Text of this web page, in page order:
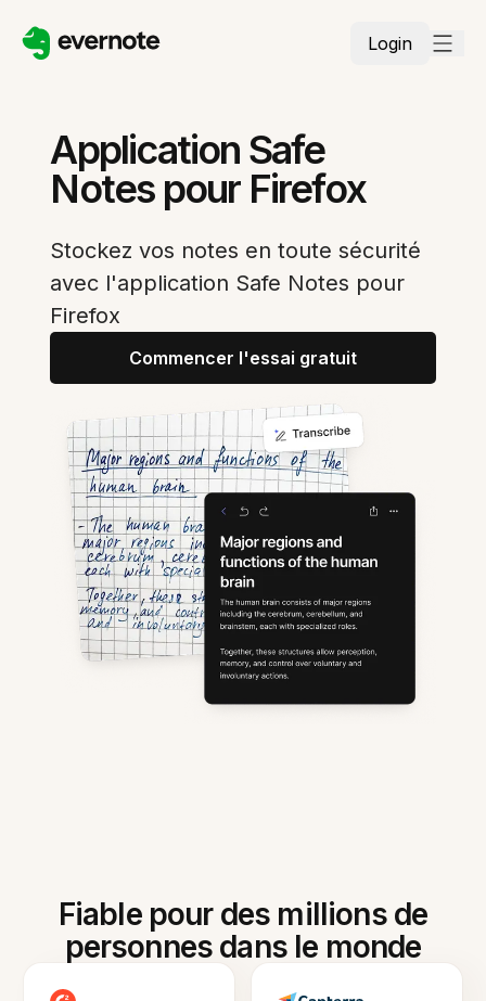
Login
Application Safe
Notes pour Firefox
Stockez vos notes en toute sécurité
avec l'application Safe Notes pour
Firefox
Commencer l'essai gratuit
Fiable pour des millions de
personnes dans le monde